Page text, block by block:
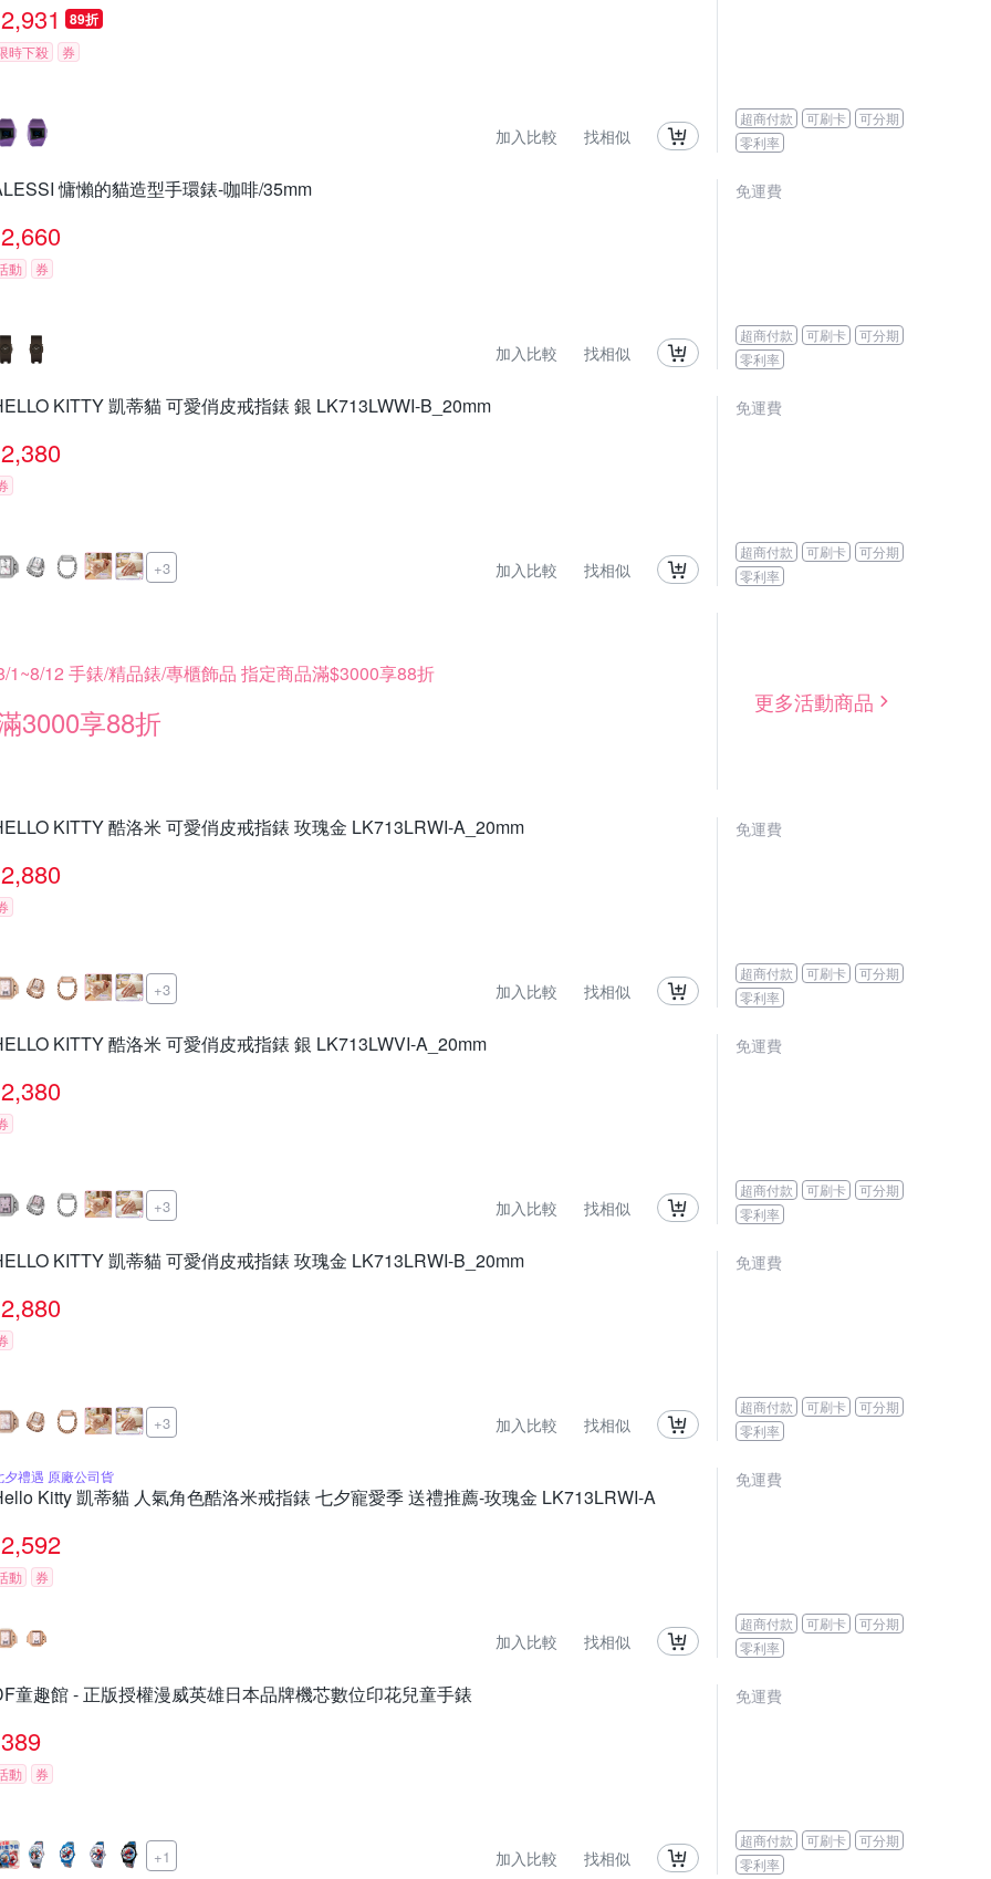
2,931 89折
時下殺 券
加入比較 找相似
超商付款 可刷卡
可分期
零利率
慵懶的貓造型手環錶-咖啡/35mm
2,660
動 券
加入比較 找相似
免運費
超商付款 可刷卡
可分期
零利率
KITTY 凱蒂貓 可愛俏皮戒指錶 銀 LK713LWWI-B_20mm
2,380
+3 加入比較 找相似
免運費
超商付款 可刷卡
可分期
零利率
1~8/12 手錶/精品錶/專櫃飾品 指定商品滿$3000享88折
3000享88折
更多活動商品
KITTY 酷洛米 可愛俏皮戒指錶 玫瑰金 LK713LRWI-A_20mm
2,880
+3 加入比較 找相似
免運費
超商付款 可刷卡
可分期
零利率
KITTY 酷洛米 可愛俏皮戒指錶 銀 LK713LWVI-A_20mm
2,380
+3 加入比較 找相似
免運費
超商付款 可刷卡
可分期
零利率
KITTY 凱蒂貓 可愛俏皮戒指錶 玫瑰金 LK713LRWI-B_20mm
2,880
+3 加入比較 找相似
免運費
超商付款 可刷卡
可分期
零利率
夕禮遇 原廠公司貨
Kitty 凱蒂貓 人氣角色酷洛米戒指錶 七夕寵愛季 送禮推薦-玫瑰金 LK713LRWI-A
2,592
動 券
加入比較 找相似
免運費
超商付款 可刷卡
可分期
零利率
童趣館 - 正版授權漫威英雄日本品牌機芯數位印花兒童手錶
389
動 券
+1 加入比較 找相似
免運費
超商付款 可刷卡
可分期
零利率